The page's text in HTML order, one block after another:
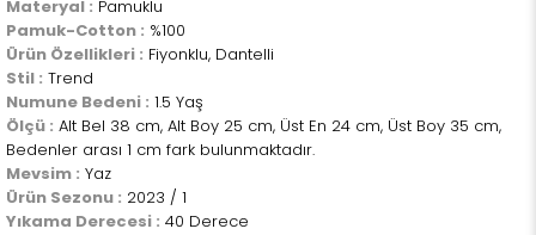
Materyal : Pamuklu
Pamuk-Cotton : %100
Ürün Özellikleri : Fiyonklu, Dantelli
Stil : Trend
Numune Bedeni : 1.5 Yaş
Ölçü : Alt Bel 38 cm, Alt Boy 25 cm, Üst En 24 cm, Üst Boy 35 cm,
Bedenler arası 1 cm fark bulunmaktadır.
Mevsim : Yaz
Ürün Sezonu : 2023 / 1
Yıkama Derecesi : 40 Derece